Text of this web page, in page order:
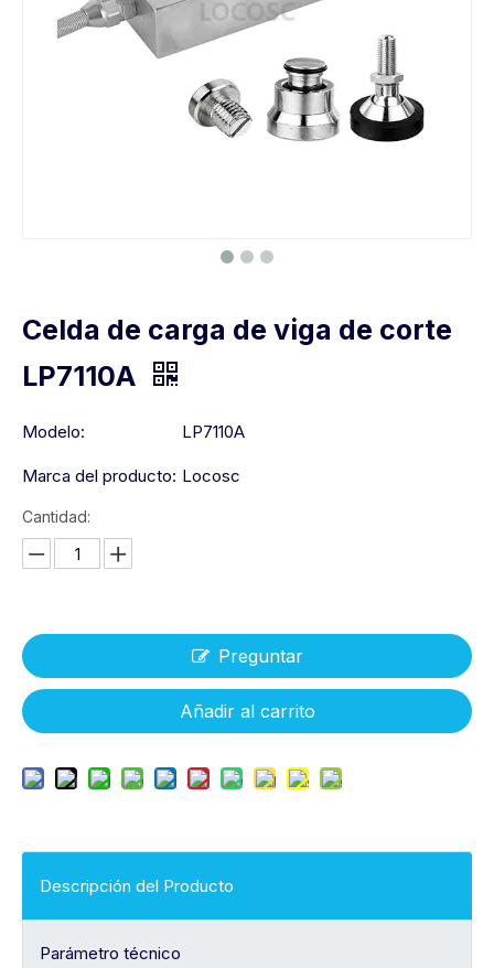
Celda de carga de viga de corte
LP7110A
Modelo: LP7110A
Marca del producto: Locosc
Cantidad:
Preguntar
Añadir al carrito
Descripción del Producto
Parámetro técnico